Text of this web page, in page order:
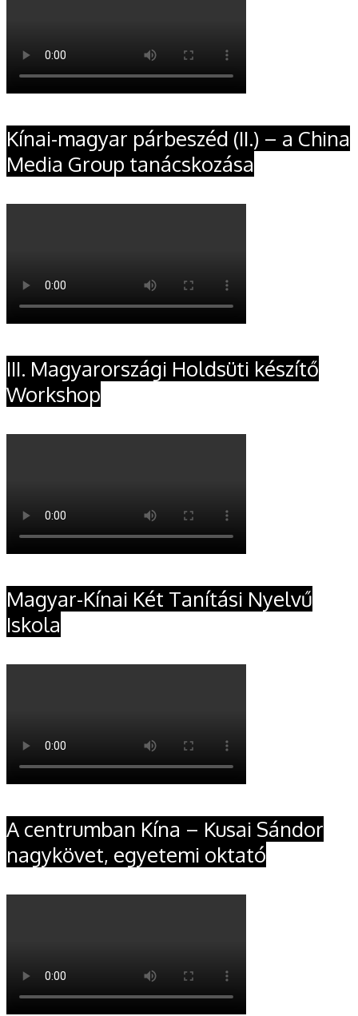
Kínai-magyar párbeszéd (II.) – a China
Media Group tanácskozása
III. Magyarországi Holdsüti készítő
Workshop
Magyar-Kínai Két Tanítási Nyelvű
Iskola
A centrumban Kína – Kusai Sándor
nagykövet, egyetemi oktató